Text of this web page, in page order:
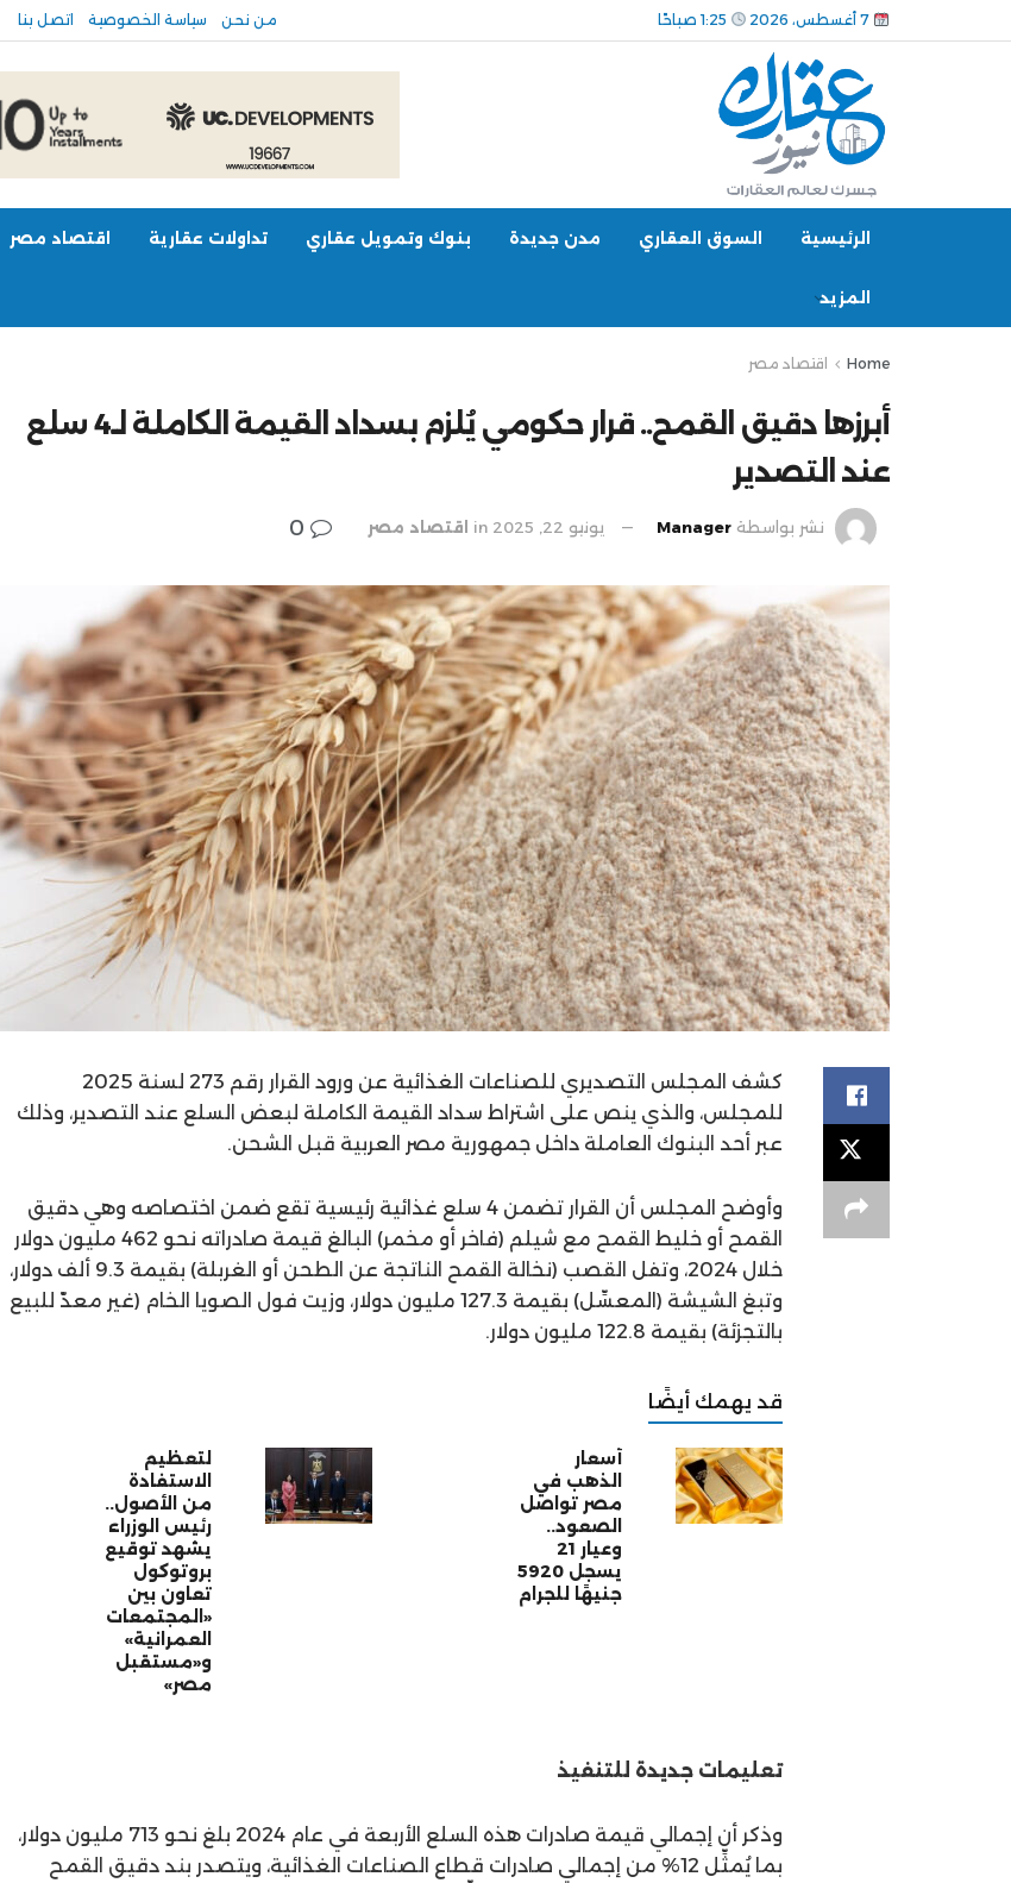
من نحن سياسة الخصوصية اتصل بنا
الرئيسية السوق العقاري مدن جديدة بنوك وتمويل عقاري تداولات عقارية اقتصاد مصر
المزيد
Home اقتصاد مصر
أبرزها دقيق القمح.. قرار حكومي يُلزم بسداد القيمة الكاملة لـ4 سلع
عند التصدير
نشر بواسطة Manager يونيو 22, 2025 in اقتصاد مصر
كشف المجلس التصديري للصناعات الغذائية عن ورود القرار رقم 273 لسنة 2025
للمجلس، والذي ينص على اشتراط سداد القيمة الكاملة لبعض السلع عند التصدير، وذلك
عبر أحد البنوك العاملة داخل جمهورية مصر العربية قبل الشحن.
وأوضح المجلس أن القرار تضمن 4 سلع غذائية رئيسية تقع ضمن اختصاصه وهي دقيق
القمح أو خليط القمح مع شيلم (فاخر أو مخمر) البالغ قيمة صادراته نحو 462 مليون دولار
خلال 2024، وتفل القصب (نخالة القمح الناتجة عن الطحن أو الغربلة) بقيمة 9.3 ألف دولار،
وتبغ الشيشة (المعسِّل) بقيمة 127.3 مليون دولار، وزيت فول الصويا الخام (غير معدّ للبيع
بالتجزئة) بقيمة 122.8 مليون دولار.
قد يهمك أيضًا
أسعار
الذهب في
مصر تواصل
الصعود..
وعيار 21
يسجل 5920
جنيهًا للجرام
لتعظيم
الاستفادة
من الأصول..
رئيس الوزراء
يشهد توقيع
بروتوكول
تعاون بين
«المجتمعات
العمرانية»
و«مستقبل
مصر»
تعليمات جديدة للتنفيذ
وذكر أن إجمالي قيمة صادرات هذه السلع الأربعة في عام 2024 بلغ نحو 713 مليون دولار،
بما يُمثِّل 12% من إجمالي صادرات قطاع الصناعات الغذائية، ويتصدر بند دقيق القمح